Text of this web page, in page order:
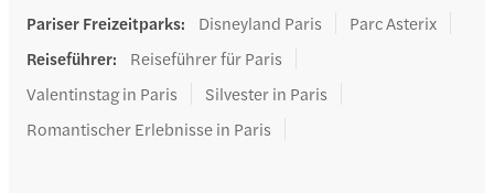
Pariser Freizeitparks: Disneyland Paris
Parc Asterix
Reiseführer:
Reiseführer für Paris
Valentinstag in Paris
Silvester in Paris
Romantischer Erlebnisse in Paris